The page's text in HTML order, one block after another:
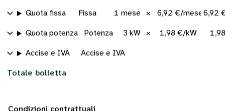
Quota fissa Fissa 1 mese × 6,92 €/mese 6,92
Quota potenza Potenza 3 kW × 1,98 €/kW
Accise e IVA Accise e IVA
Totale bolletta
Condizioni contrattuali